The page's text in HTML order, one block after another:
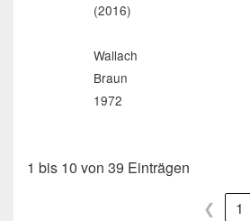
(2016)
Wallach
Braun
1972
1 bis 10 von 39 Einträgen
❮
1